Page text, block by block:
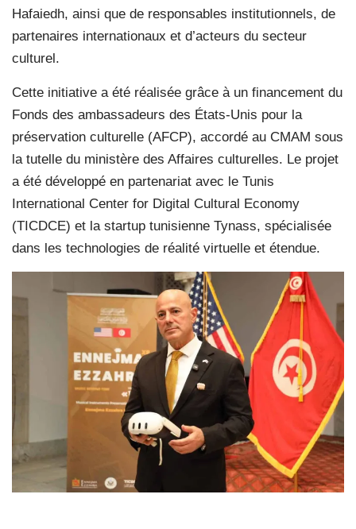
Hafaiedh, ainsi que de responsables institutionnels, de
partenaires internationaux et d’acteurs du secteur
culturel.
Cette initiative a été réalisée grâce à un financement du
Fonds des ambassadeurs des États-Unis pour la
préservation culturelle (AFCP), accordé au CMAM sous
la tutelle du ministère des Affaires culturelles. Le projet
a été développé en partenariat avec le Tunis
International Center for Digital Cultural Economy
(TICDCE) et la startup tunisienne Tynass, spécialisée
dans les technologies de réalité virtuelle et étendue.